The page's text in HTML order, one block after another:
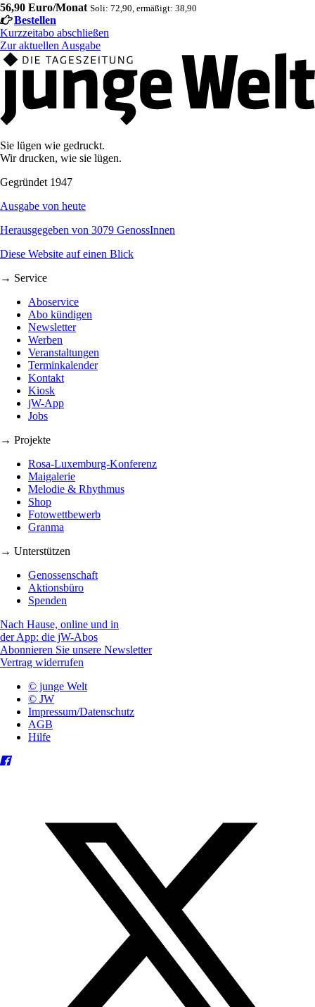
56,90 Euro/Monat Soli: 72,90, ermäßigt: 38,90
Bestellen
Kurzzeitabo abschließen
Zur aktuellen Ausgabe
Sie lügen wie gedruckt.
Wir drucken, wie sie lügen.
Gegründet 1947
Ausgabe von heute
Herausgegeben von 3079 GenossInnen
Diese Website auf einen Blick
→ Service
Aboservice
Abo kündigen
Newsletter
Werben
Veranstaltungen
Terminkalender
Kontakt
Kiosk
jW-App
Jobs
→ Projekte
Rosa-Luxemburg-Konferenz
Maigalerie
Melodie & Rhythmus
Shop
Fotowettbewerb
Granma
→ Unterstützen
Genossenschaft
Aktionsbüro
Spenden
Nach Hause, online und in
der App: die jW-Abos
Abonnieren Sie unsere Newsletter
Vertrag widerrufen
© junge Welt
© JW
Impressum/Datenschutz
AGB
Hilfe